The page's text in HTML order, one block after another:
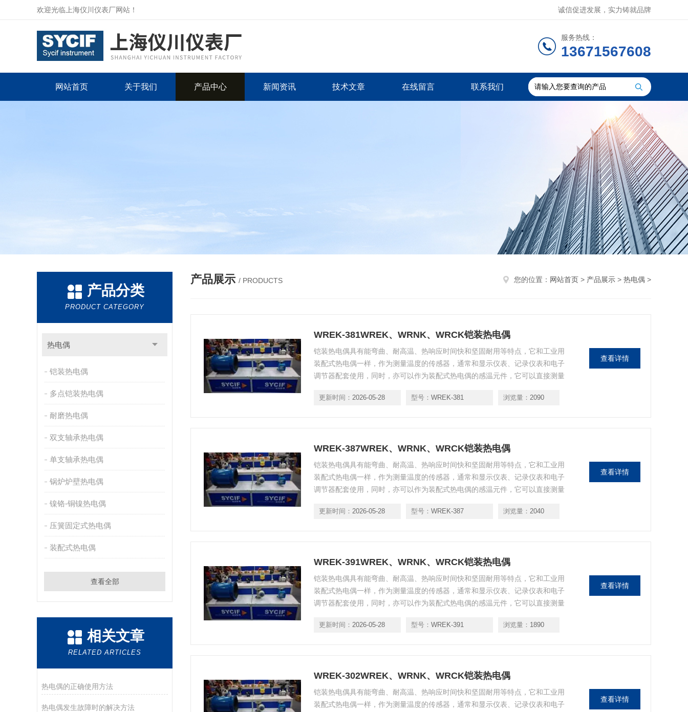
欢迎光临上海仪川仪表厂网站！ 诚信促进发展，实力铸就品牌
服务热线：
13671567608
网站首页 关于我们 产品中心 新闻资讯 技术文章 在线留言 联系我们
产品分类
PRODUCT CATEGORY
热电偶
铠装热电偶
多点铠装热电偶
耐磨热电偶
双支轴承热电偶
单支轴承热电偶
锅炉炉壁热电偶
镍铬-铜镍热电偶
压簧固定式热电偶
装配式热电偶
查看全部
相关文章
RELATED ARTICLES
热电偶的正确使用方法
热电偶发生故障时的解决方法
产品展示 / PRODUCTS 您的位置： 网站首页 > 产品展示 > 热电偶 >
WREK-381WREK、WRNK、WRCK铠装热电偶
铠装热电偶具有能弯曲、耐高温、热响应时间快和坚固耐用等特点，它和工业用
装配式热电偶一样，作为测量温度的传感器，通常和显示仪表、记录仪表和电子
调节器配套使用，同时，亦可以作为装配式热电偶的感温元件，它可以直接测量
度，应符合GB/T18404-2001标准。
更新时间： 2026-05-28 型号： WREK-381 浏览量： 2090
查看详情
WREK-387WREK、WRNK、WRCK铠装热电偶
铠装热电偶具有能弯曲、耐高温、热响应时间快和坚固耐用等特点，它和工业用
装配式热电偶一样，作为测量温度的传感器，通常和显示仪表、记录仪表和电子
调节器配套使用，同时，亦可以作为装配式热电偶的感温元件，它可以直接测量
度，应符合GB/T18404-2001标准。
更新时间： 2026-05-28 型号： WREK-387 浏览量： 2040
查看详情
WREK-391WREK、WRNK、WRCK铠装热电偶
铠装热电偶具有能弯曲、耐高温、热响应时间快和坚固耐用等特点，它和工业用
装配式热电偶一样，作为测量温度的传感器，通常和显示仪表、记录仪表和电子
调节器配套使用，同时，亦可以作为装配式热电偶的感温元件，它可以直接测量
度，应符合GB/T18404-2001标准。
更新时间： 2026-05-28 型号： WREK-391 浏览量： 1890
查看详情
WREK-302WREK、WRNK、WRCK铠装热电偶
铠装热电偶具有能弯曲、耐高温、热响应时间快和坚固耐用等特点，它和工业用
装配式热电偶一样，作为测量温度的传感器，通常和显示仪表、记录仪表和电子
查看详情